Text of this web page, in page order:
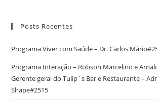
Posts Recentes
Programa Viver com Saúde – Dr. Carlos
Programa Interação – Robson Marcelino e
Gerente geral do Tulip´s Bar e Restaurante –
Shape#2515